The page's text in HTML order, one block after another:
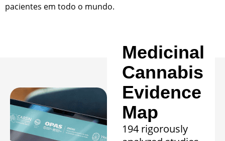
pacientes em todo o mundo.
Medicinal
Cannabis
Evidence
Map
194 rigorously